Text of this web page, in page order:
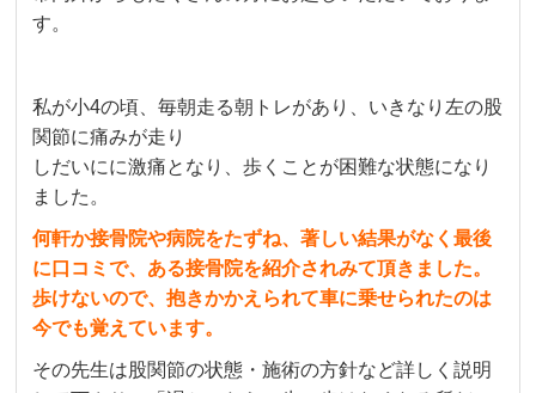
す。
私が小4の頃、毎朝走る朝トレがあり、いきなり左の股
関節に痛みが走り
しだいにに激痛となり、歩くことが困難な状態になり
ました。
何軒か接骨院や病院をたずね、著しい結果がなく最後
に 口コミで、ある接骨院を紹介されみて頂きました。
歩けないので、抱きかかえられて車に乗せられたのは
今でも覚えています。
その先生は股関節の状態・施術の方針など詳しく説明